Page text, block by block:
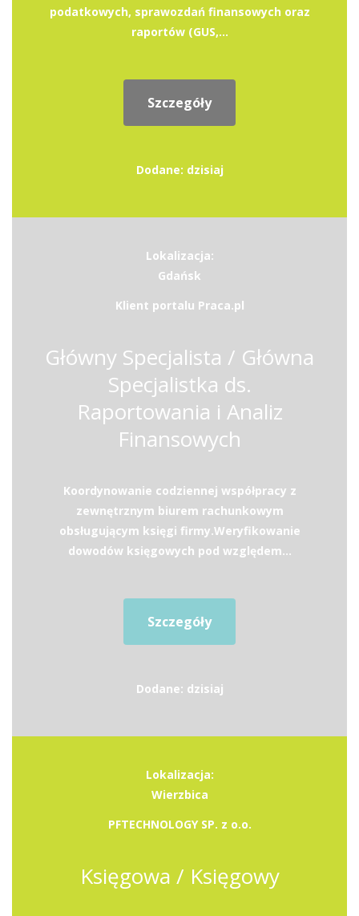
podatkowych, sprawozdań finansowych oraz
raportów (GUS,...
Szczegóły
Dodane: dzisiaj
Lokalizacja:
Gdańsk
Klient portalu Praca.pl
Główny Specjalista / Główna
Specjalistka ds.
Raportowania i Analiz
Finansowych
Koordynowanie codziennej współpracy z
zewnętrznym biurem rachunkowym
obsługującym księgi firmy.Weryfikowanie
dowodów księgowych pod względem...
Szczegóły
Dodane: dzisiaj
Lokalizacja:
Wierzbica
PFTECHNOLOGY SP. z o.o.
Księgowa / Księgowy